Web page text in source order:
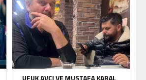
UFUK AVCI VE MUSTAFA KARAL